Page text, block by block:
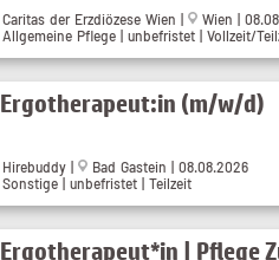
Caritas der Erzdiözese Wien |
Wien |
Allgemeine Pflege | unbefristet | Vollzeit/
Ergotherapeut:in (m/w/d)
Hirebuddy |
Bad Gastein | 08.08.2026
Sonstige | unbefristet | Teilzeit
Ergotherapeut*in | Pflege